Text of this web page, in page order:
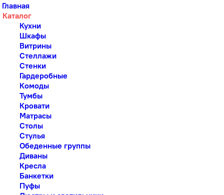
Главная
Каталог
Кухни
Шкафы
Витрины
Стеллажи
Стенки
Гардеробные
Комоды
Тумбы
Кровати
Матрасы
Столы
Стулья
Обеденные группы
Диваны
Кресла
Банкетки
Пуфы